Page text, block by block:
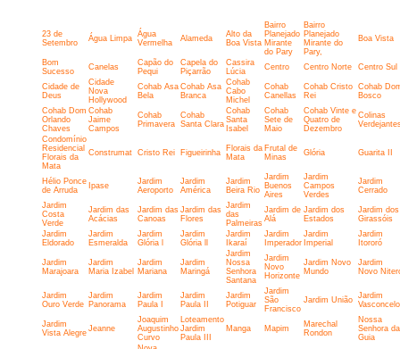
23 de
Setembro
Água Limpa
Água
Vermelha
Alameda
Alto da
Boa Vista
Bairro
Planejado
Mirante
do Pary
Bairro
Planejado
Mirante do
Pary,
Boa Vista
Bom
Sucesso
Canelas
Capão do
Pequi
Capela do
Piçarrão
Cassira
Lúcia
Centro Centro Norte Centro Sul
Cidade de
Deus
Cidade
Nova
Hollywood
Cohab Asa
Bela
Cohab Asa
Branca
Cohab
Cabo
Michel
Cohab
Canellas
Cohab Cristo
Rei
Cohab
Bosco
Cohab Dom
Orlando
Chaves
Cohab
Jaime
Campos
Cohab
Primavera
Cohab
Santa Clara
Cohab
Santa
Isabel
Cohab
Sete de
Maio
Cohab Vinte e
Quatro de
Dezembro
Colinas
Condomínio
Residencial
Florais da
Mata
Construmat Cristo Rei Figueirinha
Florais da
Mata
Frutal de
Minas
Glória Guarita II
Hélio Ponce
de Arruda
Ipase
Jardim
Aeroporto
Jardim
América
Jardim
Beira Rio
Jardim
Buenos
Aires
Jardim
Campos
Verdes
Jardim
Cerrado
Jardim
Costa
Verde
Jardim das
Acácias
Jardim das
Canoas
Jardim das
Flores
Jardim
das
Palmeiras
Jardim de
Alá
Jardim dos
Estados
Jardim dos
Girassóis
Jardim
Eldorado
Jardim
Esmeralda
Jardim
Glória l
Jardim
Glória ll
Jardim
Ikaraí
Jardim
Imperador
Jardim
Imperial
Jardim
Itororó
Jardim
Marajoara
Jardim
Maria Izabel
Jardim
Mariana
Jardim
Maringá
Jardim
Nossa
Senhora
Santana
Jardim
Novo
Horizonte
Jardim Novo
Mundo
Jardim
Novo
Jardim
Ouro Verde
Jardim
Panorama
Jardim
Paula I
Jardim
Paula II
Jardim
Potiguar
Jardim
São
Francisco
Jardim União
Jardim
Jardim
Vista Alegre Jeanne
Joaquim
Augustinho
Curvo
Loteamento
Jardim
Paula III
Manga Mapim
Marechal
Rondon
Nossa
Senhora da
Guia